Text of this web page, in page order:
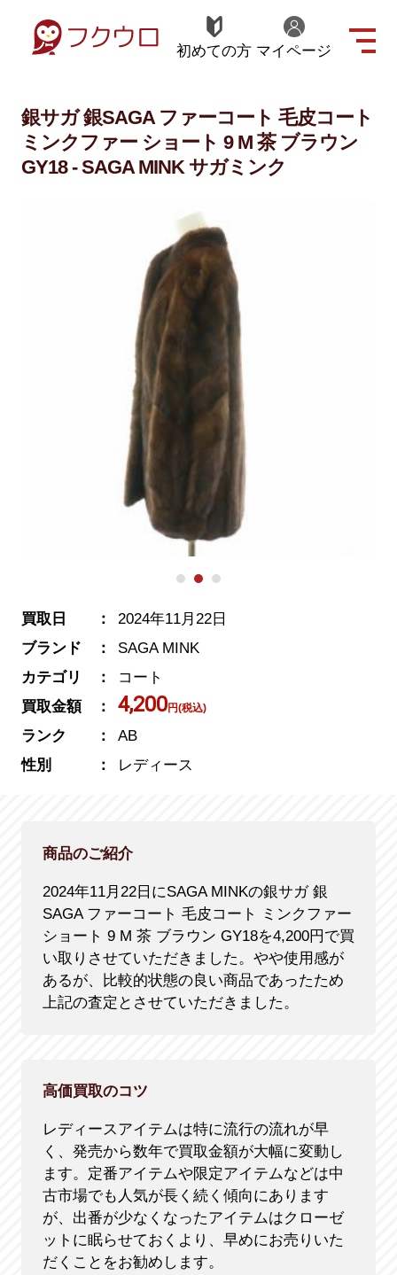
初めての方 マイページ
銀サガ 銀SAGA ファーコート 毛皮コート
ミンクファー ショート 9 M 茶 ブラウン
GY18 - SAGA MINK サガミンク
買取日
2024年11月22日
ブランド
SAGA MINK
カテゴリ
コート
買取金額
4,200円(税込)
ランク
AB
性別
レディース
商品のご紹介
2024年11月22日にSAGA MINKの銀サガ 銀
SAGA ファーコート 毛皮コート ミンクファー
ショート 9 M 茶 ブラウン GY18を4,200円で買
い取りさせていただきました。やや使用感が
あるが、比較的状態の良い商品であったため
上記の査定とさせていただきました。
高価買取のコツ
レディースアイテムは特に流行の流れが早
く、発売から数年で買取金額が大幅に変動し
ます。定番アイテムや限定アイテムなどは中
古市場でも人気が長く続く傾向にあります
が、出番が少なくなったアイテムはクローゼ
ットに眠らせておくより、早めにお売りいた
だくことをお勧めします。